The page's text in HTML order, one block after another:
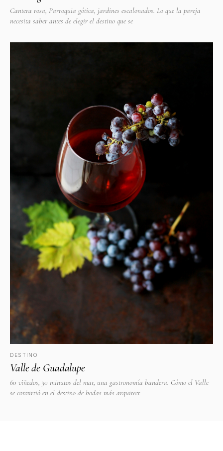
Cantera rosa, Parroquia gótica, jardines escalonados. Lo que la pareja
necesita saber antes de elegir el destino que se
DESTINO
Valle de Guadalupe
60 viñedos, 30 minutos del mar, una gastronomía bandera. Cómo el Valle
se convirtió en el destino de bodas más arquitect